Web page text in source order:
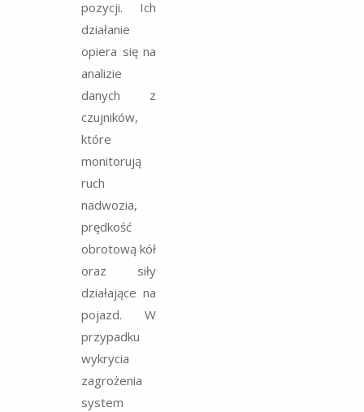
pozycji. Ich
działanie
opiera się na
analizie
danych z
czujników,
które
monitorują
ruch
nadwozia,
prędkość
obrotową kół
oraz siły
działające na
pojazd. W
przypadku
wykrycia
zagrożenia
system